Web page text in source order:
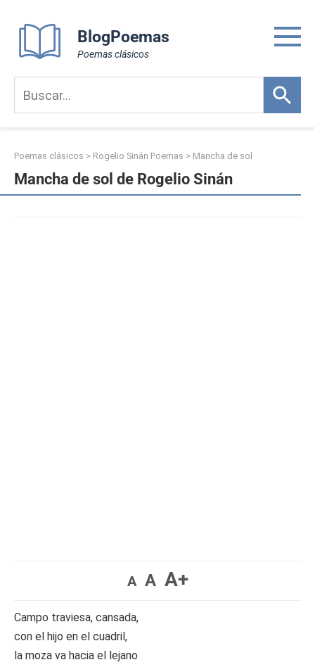
content
BlogPoemas
Poemas clásicos
Poemas clásicos > Rogelio Sinán Poemas > Mancha de sol
Mancha de sol de Rogelio Sinán
A A A+
Campo traviesa, cansada,
con el hijo en el cuadril,
la moza va hacia el lejano